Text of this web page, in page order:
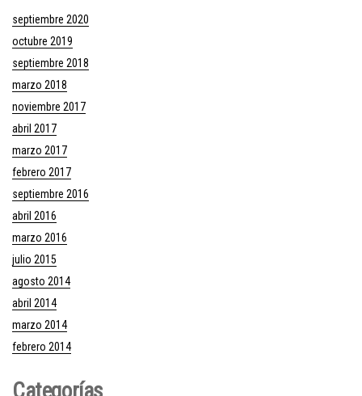
septiembre 2020
octubre 2019
septiembre 2018
marzo 2018
noviembre 2017
abril 2017
marzo 2017
febrero 2017
septiembre 2016
abril 2016
marzo 2016
julio 2015
agosto 2014
abril 2014
marzo 2014
febrero 2014